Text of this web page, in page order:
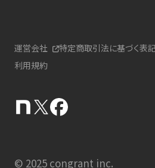
運営会社 特定商取引法に基づく表
利用規約
© 2025 congrant inc.